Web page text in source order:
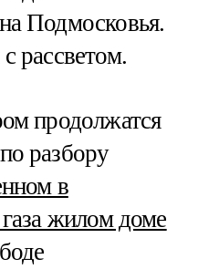
Подмосковья.
рассветом.
продолжатся
разбору
в
газа жилом доме